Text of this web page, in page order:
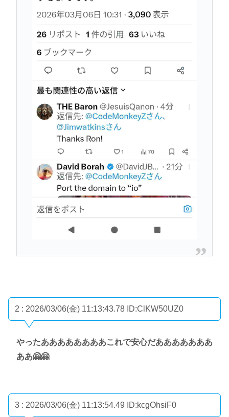
2 : 2026/03/06(金) 11:13:43.78 ID:ClKW50UZ0
やったああああああああこれで安心だあああああああ
ああ🤗🤗
3 : 2026/03/06(金) 11:13:54.49 ID:kcgOhsiF0